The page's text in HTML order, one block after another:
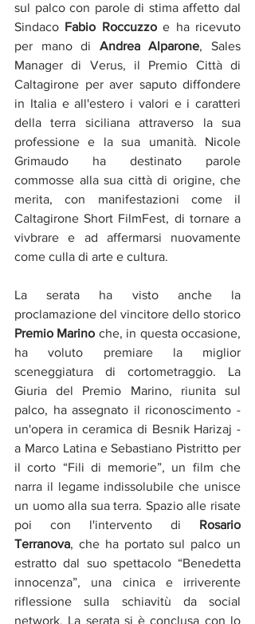
sul palco con parole di stima affetto dal
Sindaco Fabio Roccuzzo e ha ricevuto
per mano di Andrea Alparone, Sales
Manager di Verus, il Premio Città di
Caltagirone per aver saputo diffondere
in Italia e all'estero i valori e i caratteri
della terra siciliana attraverso la sua
professione e la sua umanità. Nicole
Grimaudo ha destinato parole
commosse alla sua città di origine, che
merita, con manifestazioni come il
Caltagirone Short FilmFest, di tornare a
vivbrare e ad affermarsi nuovamente
come culla di arte e cultura.
La serata ha visto anche la
Premio Marino che, in questa occasione,
ha voluto premiare la miglior
sceneggiatura di cortometraggio. La
Giuria del Premio Marino, riunita sul
palco, ha assegnato il riconoscimento -
un'opera in ceramica di Besnik Harizaj -
a Marco Latina e Sebastiano Pistritto per
il corto “Fili di memorie”, un film che
narra il legame indissolubile che unisce
un uomo alla sua terra. Spazio alle risate
poi con l'intervento di Rosario
Terranova, che ha portato sul palco un
estratto dal suo spettacolo “Benedetta
innocenza”, una cinica e irriverente
riflessione sulla schiavitù da social
network. La serata si è conclusa con lo